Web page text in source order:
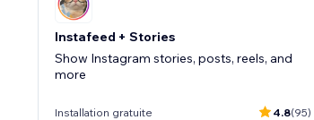
Instafeed + Stories
Show Instagram stories, posts, reels, and
more
Installation gratuite 4.8(95)